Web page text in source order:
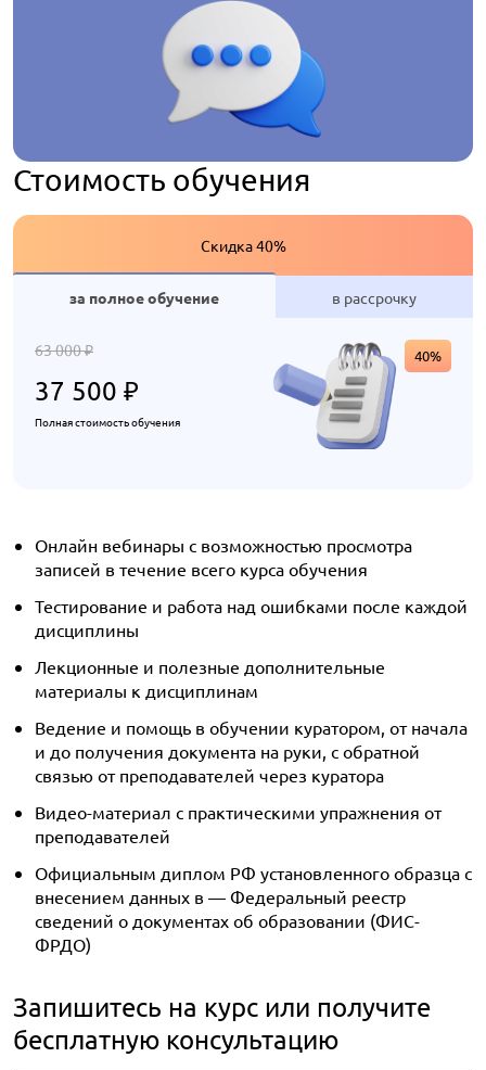
Стоимость обучения
Скидка 40%
за полное обучение в рассрочку
63 000₽
37 500 ₽
Полная стоимость обучения
40%
Онлайн вебинары с возможностью просмотра
записей в течение всего курса обучения
Тестирование и работа над ошибками после каждой
дисциплины
Лекционные и полезные дополнительные
материалы к дисциплинам
Ведение и помощь в обучении куратором, от начала
и до получения документа на руки, с обратной
связью от преподавателей через куратора
Видео-материал с практическими упражнения от
преподавателей
Официальным диплом РФ установленного образца с
внесением данных в — Федеральный реестр
сведений о документах об образовании (ФИС-
ФРДО)
Запишитесь на курс или получите
бесплатную консультацию